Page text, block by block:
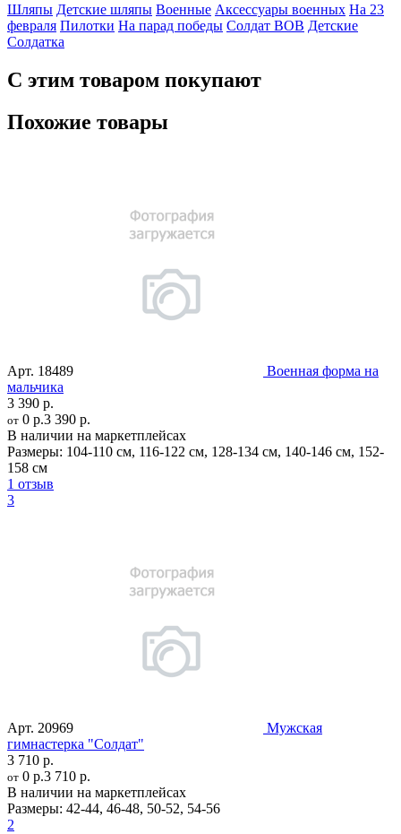
Шляпы Детские шляпы Военные Аксессуары военных На 23
февраля Пилотки На парад победы Солдат ВОВ Детские
Солдатка
С этим товаром покупают
Похожие товары
Арт. 18489
Военная форма на
мальчика
3 390 р.
от 0 р.3 390 р.
В наличии на маркетплейсах
Размеры: 104-110 см, 116-122 см, 128-134 см, 140-146 см, 152-
158 см
1 отзыв
3
Арт. 20969
Мужская
гимнастерка "Солдат"
3 710 р.
от 0 р.3 710 р.
В наличии на маркетплейсах
Размеры: 42-44, 46-48, 50-52, 54-56
2